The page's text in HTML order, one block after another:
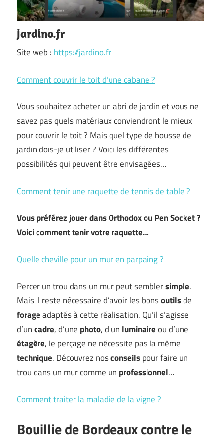
jardino.fr
Site web : https://jardino.fr
Comment couvrir le toit d’une cabane ?
Vous souhaitez acheter un abri de jardin et vous ne
savez pas quels matériaux conviendront le mieux
pour couvrir le toit ? Mais quel type de housse de
jardin dois-je utiliser ? Voici les différentes
possibilités qui peuvent être envisagées…
Comment tenir une raquette de tennis de table ?
Vous préférez jouer dans Orthodox ou Pen Socket ?
Voici comment tenir votre raquette…
Quelle cheville pour un mur en parpaing ?
Percer un trou dans un mur peut semblersimple.
Mais il reste nécessaire d’avoir les bonsoutilsde
forageadaptés à cette réalisation. Qu’il s’agisse
d’uncadre, d’une photo, d’un luminaireou d’une
étagère, le perçage ne nécessite pas la même
technique. Découvrez nosconseilspour faire un
trou dans un mur comme un professionnel…
Comment traiter la maladie de la vigne ?
Bouillie de Bordeaux contre le